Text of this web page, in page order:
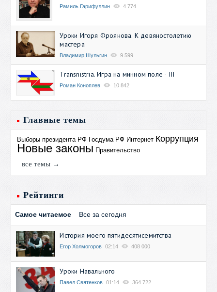
Рамиль Гарифуллин 4 774
Уроки Игоря Фроянова. К девяностолетию
мастера
Владимир Шульгин 9 599
Transnistria. Игра на минном поле - III
Роман Коноплев 10 842
Главные темы
Выборы президента РФ Госдума РФ Интернет Коррупция
Новые законы Правительство
все темы →
Рейтинги
Самое читаемое Все за сегодня
История моего пятидесятисемитства
Егор Холмогоров 02:14 408 000
Уроки Навального
Павел Святенков 01:14 364 722